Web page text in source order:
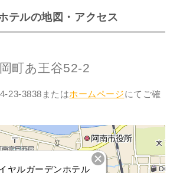
テルの地図・アクセス
町あ王谷52-2
23-3838またはホームページにてご確
ヤルガーデンホテル